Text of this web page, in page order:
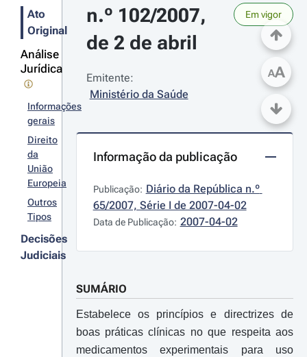
Ato
Original
Análise
Jurídica
Informações
gerais
Direito
da
União
Europeia
Outros
Tipos
Decisões
Judiciais
n.º 102/2007,
de 2 de abril
Em vigor
Emitente:
Ministério da Saúde
Informação da publicação
Publicação: Diário da República n.º
65/2007, Série I de 2007-04-02
Data de Publicação: 2007-04-02
SUMÁRIO
Estabelece os princípios e directrizes de
boas práticas clínicas no que respeita aos
medicamentos experimentais para uso
AA